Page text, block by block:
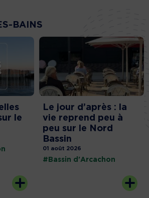
BAINS
le
Le jour d’après : la
vie reprend peu à
peu sur le Nord
Bassin
01 août 2026
#Bassin d'Arcachon